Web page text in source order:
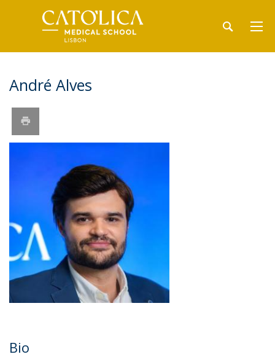
André Alves
Bio